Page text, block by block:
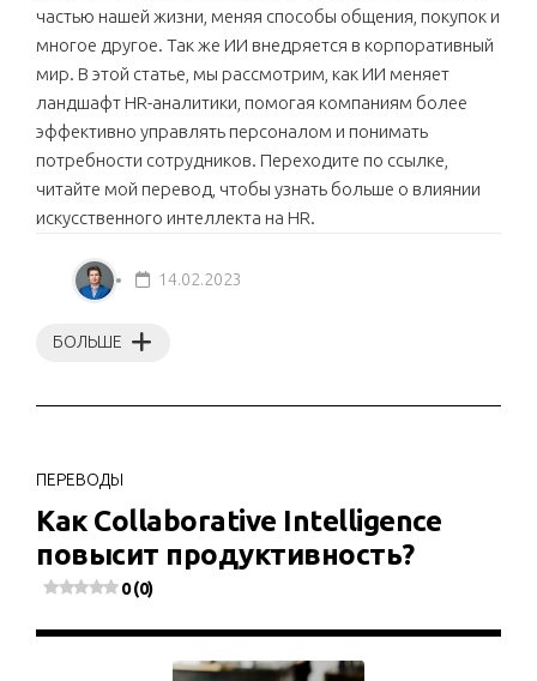
частью нашей жизни, меняя способы общения, покупок и
многое другое. Так же ИИ внедряется в корпоративный
мир. В этой статье, мы рассмотрим, как ИИ меняет
ландшафт HR-аналитики, помогая компаниям более
эффективно управлять персоналом и понимать
потребности сотрудников. Переходите по ссылке,
читайте мой перевод, чтобы узнать больше о влиянии
искусственного интеллекта на HR.
БОЛЬШЕ
14.02.2023
ПЕРЕВОДЫ
Как Collaborative Intelligence
повысит продуктивность?
0 (0)